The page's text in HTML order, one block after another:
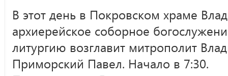
В этот день в Покровском храме
архиерейское соборное
литургию возглавит митрополит
Приморский Павел. Начало в 7:30.